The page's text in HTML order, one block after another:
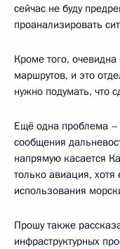
сейчас не буду
проанализировать
Кроме того, очевидна
маршрутов, и это
нужно подумать, что
Ещё одна проблема –
сообщения
напрямую касается
только авиация,
использования
Прошу также
инфраструктурных